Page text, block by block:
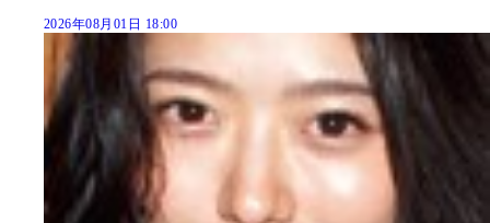
2026年08月01日 18:00